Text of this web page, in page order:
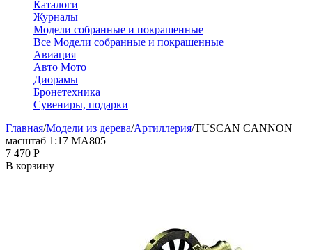
Каталоги
Журналы
Модели собранные и покрашенные
Все Модели собранные и покрашенные
Авиация
Авто Мото
Диорамы
Бронетехника
Сувениры, подарки
Главная/Модели из дерева/Артиллерия/TUSCAN CANNON
масштаб 1:17 MA805
7 470 Р
В корзину